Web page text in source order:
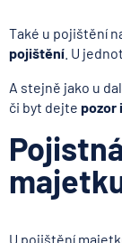
Také u pojištění
pojištění. U
A stejně jako u
či byt dejte pozor